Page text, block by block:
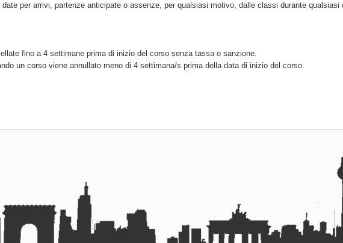
per arrivi, partenze anticipate o assenze, per qualsiasi motivo, dalle classi durante qualsiasi
fino a 4 settimane prima di inizio del corso senza tassa o sanzione.
un corso viene annullato meno di 4 settimana/s prima della data di inizio del corso.